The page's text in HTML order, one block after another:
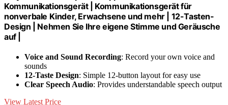
Kommunikationsgerät | Kommunikationsgerät für
nonverbale Kinder, Erwachsene und mehr | 12-Tasten-
Design | Nehmen Sie Ihre eigene Stimme und Geräusche
auf |
Voice and Sound Recording: Record your own voice and
sounds
12-Taste Design: Simple 12-button layout for easy use
Clear Speech Audio: Provides understandable speech output
View Latest Price